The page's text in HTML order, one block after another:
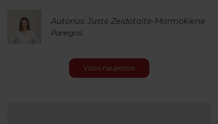
Autorius: Justė Zeidotaitė-Marmokienė
Pareigos:
Visos naujienos